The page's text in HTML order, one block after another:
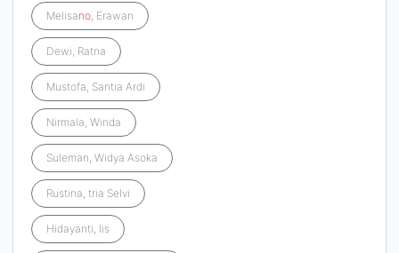
Melisano, Erawan
Dewi, Ratna
Mustofa, Santia Ardi
Nirmala, Winda
Suleman, Widya Asoka
Rustina, tria Selvi
Hidayanti, Iis